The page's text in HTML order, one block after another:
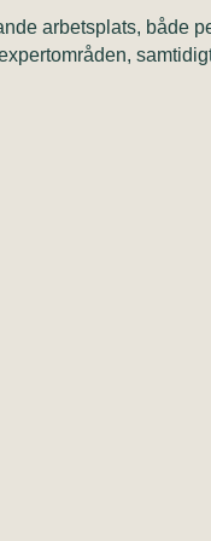
arbetsplats, både